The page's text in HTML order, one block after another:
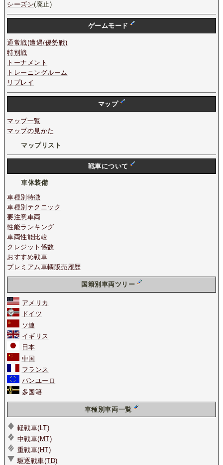
シーズン(廃止)
ゲームモード
通常戦(遭遇/優勢戦)
特別戦
トーナメント
トレーニングルーム
リプレイ
マップ
マップ一覧
マップの見かた
マップリスト
戦車について
車体装備
車種別特徴
車種別テクニック
要注意車両
性能ランキング
車両性能比較
クレジット係数
おすすめ戦車
プレミアム車輌販売履歴
国籍別車両ツリー
アメリカ
ドイツ
ソ連
イギリス
日本
中国
フランス
パンユーロ
多国籍
車種別車両一覧
軽戦車(LT)
中戦車(MT)
重戦車(HT)
駆逐戦車(TD)